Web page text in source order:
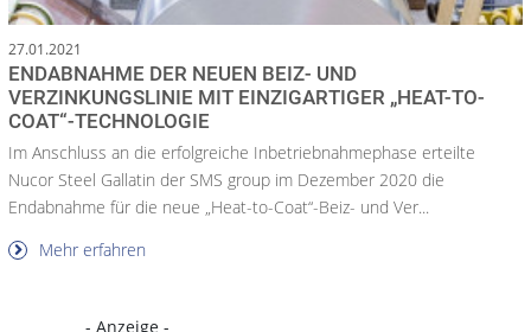
27.01.2021
ENDABNAHME DER NEUEN BEIZ- UND
VERZINKUNGSLINIE MIT EINZIGARTIGER „HEAT-TO-
COAT“-TECHNOLOGIE
Im Anschluss an die erfolgreiche Inbetriebnahmephase erteilte
Nucor Steel Gallatin der SMS group im Dezember 2020 die
Endabnahme für die neue „Heat-to-Coat“-Beiz- und Ver...
Mehr erfahren
- Anzeige -